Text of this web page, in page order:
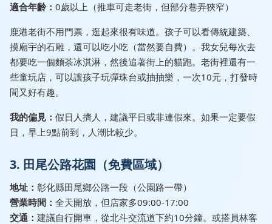
適合年齡： 0歲以上（推車可走老街，但部分巷弄狹窄）
鹿港老街不用門票，逛起來很有味道。孩子可以看傳統建築、
摸廟宇的石雕，還可以吃小吃（當然要自費）。我女兒每次去
都要吃一個麵茶冰淇淋，然後追著街上的貓跑。老街裡還有一
些童玩店，可以讓孩子玩彈珠台或抽抽樂，一次10元，打發時
間又好有趣。
我的偏見： 假日人擠人，建議平日或非連假來。如果一定要假
日，早上9點前到，人潮比較少。
3. 田尾公路花園（免費區域）
地址： 彰化縣田尾鄉公路一段（公園路一帶）
營業時間： 全天開放，但店家多09:00-17:00
交通： 建議自行開車，從北斗交流道下約10分鐘。或搭員林客